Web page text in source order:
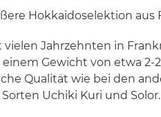
Hokkaidoselektion aus
vielen Jahrzehnten in
Gewicht von etwa 2-
Qualität wie bei den
Uchiki Kuri und Solor.